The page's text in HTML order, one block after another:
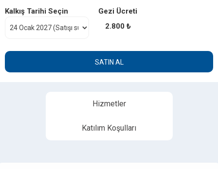
Kalkış Tarihi Seçin
Gezi Ücreti
2.800 ₺
SATIN AL
Hizmetler
Katılım Koşulları